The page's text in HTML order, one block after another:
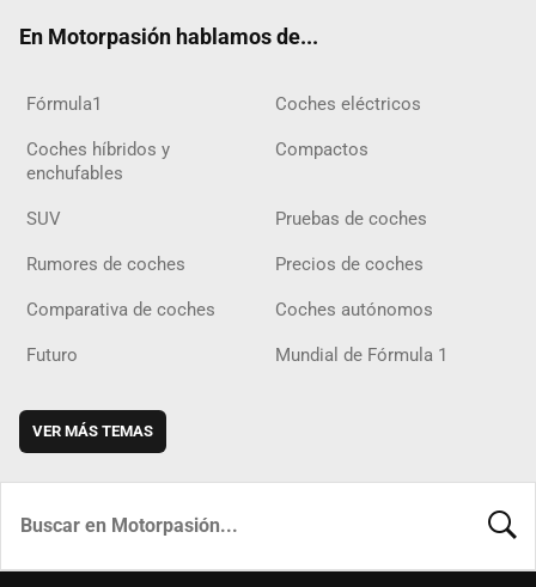
En Motorpasión hablamos de...
Fórmula1 Coches eléctricos
Coches híbridos y
enchufables
Compactos
SUV Pruebas de coches
Rumores de coches Precios de coches
Comparativa de coches Coches autónomos
Futuro Mundial de Fórmula 1
VER MÁS TEMAS